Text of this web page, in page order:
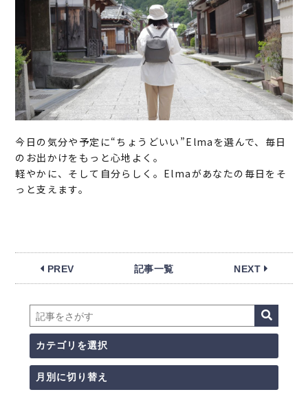
今日の気分や予定に“ちょうどいい”Elmaを選んで、毎日
のお出かけをもっと心地よく。
軽やかに、そして自分らしく。Elmaがあなたの毎日をそ
っと支えます。
PREV 記事一覧 NEXT